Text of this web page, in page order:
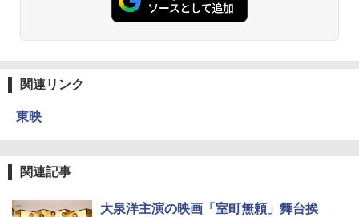
関連リンク
東映
関連記事
大泉洋主演の映画「室町無頼」舞台挨